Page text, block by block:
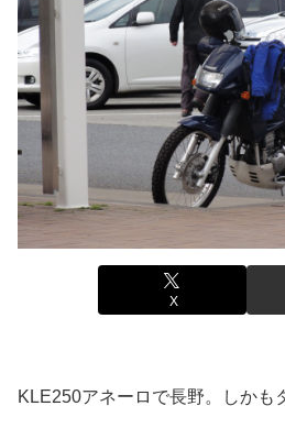
X
KLE250アネーロで長野。しかも